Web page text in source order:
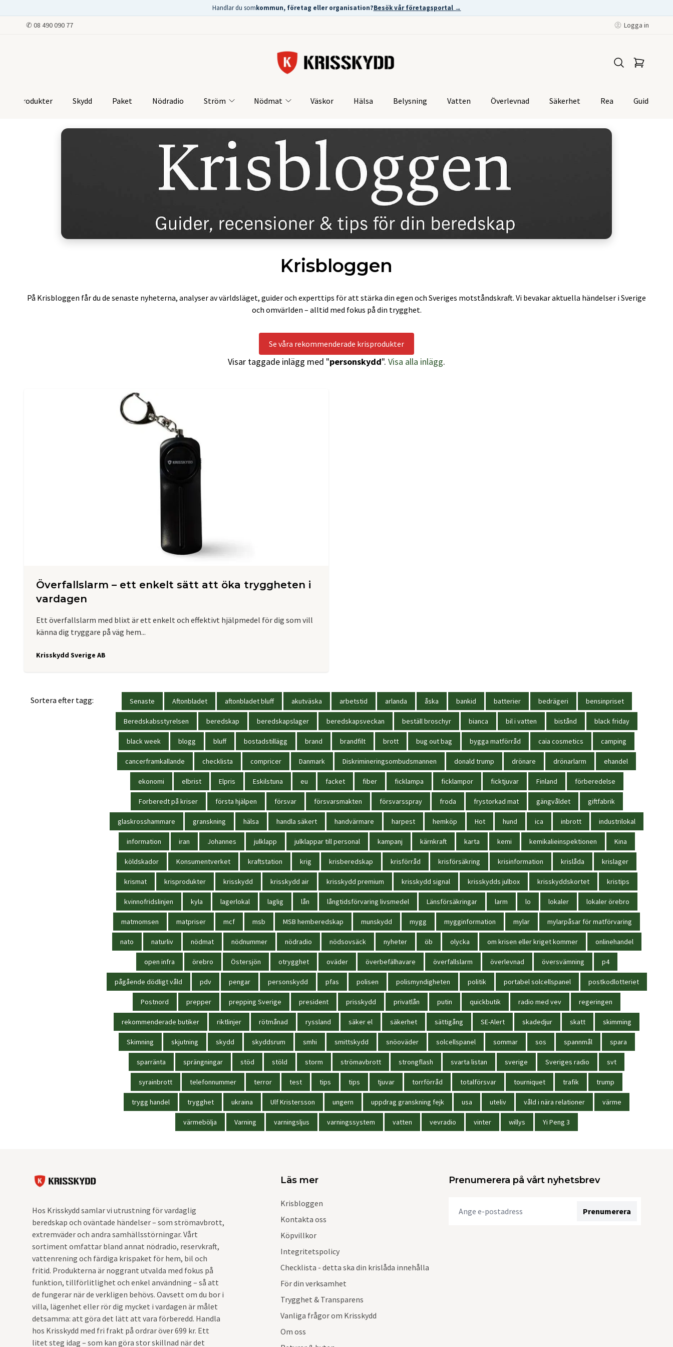
Handlar du somkommun, företag eller organisation?Besök vår företagsportal →
✆ 08 490 090 77 Logga in
Produkter Skydd Paket Nödradio Ström Nödmat Väskor Hälsa Belysning Vatten Överlevnad Säkerhet Rea Guider
Krisbloggen
På Krisbloggen får du de senaste nyheterna, analyser av världsläget, guider och experttips för att stärka din egen och Sveriges motståndskraft. Vi bevakar aktuella händelser i Sverige
och omvärlden – alltid med fokus på din trygghet.
Se våra rekommenderade krisprodukter
Visar taggade inlägg med "personskydd". Visa alla inlägg.
Överfallslarm – ett enkelt sätt att öka tryggheten i
vardagen
Ett överfallslarm med blixt är ett enkelt och effektivt hjälpmedel för dig som vill
känna dig tryggare på väg hem...
Krisskydd Sverige AB
Sortera efter tagg: Senaste Aftonbladet aftonbladet bluff akutväska arbetstid arlanda åska bankid batterier bedrägeri bensinpriset
Beredskabsstyrelsen beredskap beredskapslager beredskapsveckan beställ broschyr bianca bil i vatten bistånd black friday
black week blogg bluff bostadstillägg brand brandfilt brott bug out bag bygga matförråd caia cosmetics camping
cancerframkallande checklista compricer Danmark Diskrimineringsombudsmannen donald trump drönare drönarlarm ehandel
ekonomi elbrist Elpris Eskilstuna eu facket fiber ficklampa ficklampor ficktjuvar Finland förberedelse
Forberedt på kriser första hjälpen försvar försvarsmakten försvarsspray froda frystorkad mat gängvåldet giftfabrik
glaskrosshammare granskning hälsa handla säkert handvärmare harpest hemköp Hot hund ica inbrott industrilokal
information iran Johannes julklapp julklappar till personal kampanj kärnkraft karta kemi kemikalieinspektionen Kina
köldskador Konsumentverket kraftstation krig krisberedskap krisförråd krisförsäkring krisinformation krislåda krislager
krismat krisprodukter krisskydd krisskydd air krisskydd premium krisskydd signal krisskydds julbox krisskyddskortet kristips
kvinnofridslinjen kyla lagerlokal laglig lån långtidsförvaring livsmedel Länsförsäkringar larm lo lokaler lokaler örebro
matmomsen matpriser mcf msb MSB hemberedskap munskydd mygg mygginformation mylar mylarpåsar för matförvaring
nato naturliv nödmat nödnummer nödradio nödsovsäck nyheter öb olycka om krisen eller kriget kommer onlinehandel
open infra örebro Östersjön otrygghet oväder överbefälhavare överfallslarm överlevnad översvämning p4
pågående dödligt våld pdv pengar personskydd pfas polisen polismyndigheten politik portabel solcellspanel postkodlotteriet
Postnord prepper prepping Sverige president prisskydd privatlån putin quickbutik radio med vev regeringen
rekommenderade butiker riktlinjer rötmånad ryssland säker el säkerhet sättigång SE-Alert skadedjur skatt skimming
Skimning skjutning skydd skyddsrum smhi smittskydd snöoväder solcellspanel sommar sos spannmål spara
sparränta sprängningar stöd stöld storm strömavbrott strongflash svarta listan sverige Sveriges radio svt
syrainbrott telefonnummer terror test tips tips tjuvar torrförråd totalförsvar tourniquet trafik trump
trygg handel trygghet ukraina Ulf Kristersson ungern uppdrag granskning fejk usa uteliv våld i nära relationer värme
värmebölja Varning varningsljus varningssystem vatten vevradio vinter willys Yi Peng 3
Hos Krisskydd samlar vi utrustning för vardaglig
beredskap och oväntade händelser – som strömavbrott,
extremväder och andra samhällsstörningar. Vårt
sortiment omfattar bland annat nödradio, reservkraft,
vattenrening och färdiga krispaket för hem, bil och
fritid. Produkterna är noggrant utvalda med fokus på
funktion, tillförlitlighet och enkel användning – så att
de fungerar när de verkligen behövs. Oavsett om du bor i
villa, lägenhet eller rör dig mycket i vardagen är målet
detsamma: att göra det lätt att vara förberedd. Handla
hos Krisskydd med fri frakt på ordrar över 699 kr. Ett
litet steg idag – som kan göra stor skillnad när det
Läs mer
Krisbloggen
Kontakta oss
Köpvillkor
Integritetspolicy
Checklista - detta ska din krislåda innehålla
För din verksamhet
Trygghet & Transparens
Vanliga frågor om Krisskydd
Om oss
Prenumerera på vårt nyhetsbrev
Prenumerera